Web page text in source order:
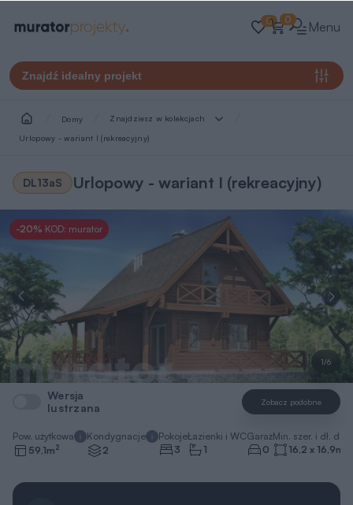
0 0 Menu
Znajdź idealny projekt
Domy Znajdziesz w kolekcjach
Urlopowy - wariant I (rekreacyjny)
DL13aS Urlopowy - wariant I (rekreacyjny)
1/6
-20% KOD: murator
Wersja
lustrzana
Zobacz podobne
Pow. użytkowa
59,1m2
Kondygnacje
2
Pokoje
3
Łazienki i WC
1
Garaż
0
Min. szer. i dł.
16,2 x 16,9m